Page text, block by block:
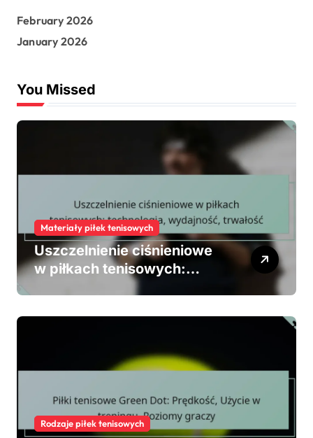
February 2026
January 2026
You Missed
Materiały piłek tenisowych
Uszczelnienie ciśnieniowe
w piłkach tenisowych:
Rodzaje piłek tenisowych